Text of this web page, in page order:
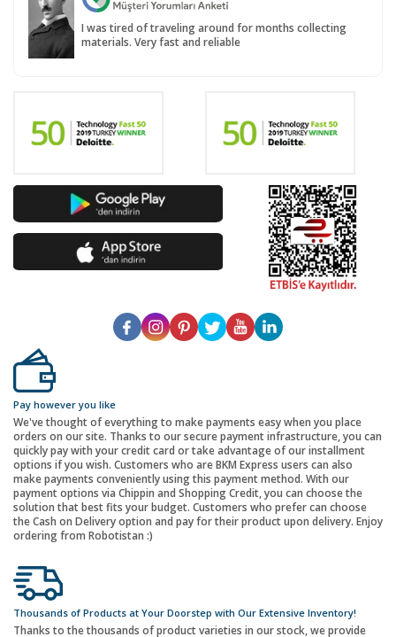
I was tired of traveling around for months collecting
materials. Very fast and reliable
Pay however you like
We've thought of everything to make payments easy when you place
orders on our site. Thanks to our secure payment infrastructure, you can
quickly pay with your credit card or take advantage of our installment
options if you wish. Customers who are BKM Express users can also
make payments conveniently using this payment method. With our
payment options via Chippin and Shopping Credit, you can choose the
solution that best fits your budget. Customers who prefer can choose
the Cash on Delivery option and pay for their product upon delivery. Enjoy
ordering from Robotistan :)
Thousands of Products at Your Doorstep with Our Extensive Inventory!
Thanks to the thousands of product varieties in our stock, we provide